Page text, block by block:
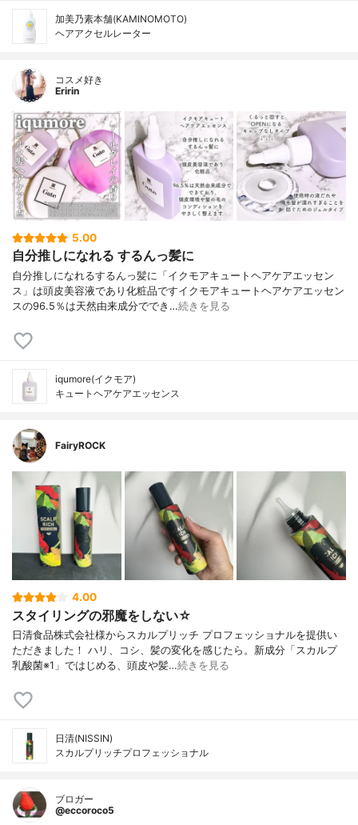
加美乃素本舗(KAMINOMOTO)
ヘアアクセルレーター
コスメ好き
Eririn
5.00
自分推しになれる するんっ髪に
自分推しになれるするんっ髪に「イクモアキュートヘアケアエッセン
ス」は頭皮美容液であり化粧品ですイクモアキュートヘアケアエッセン
スの96.5％は天然由来成分ででき…続きを見る
iqumore(イクモア)
キュートヘアケアエッセンス
FairyROCK
4.00
スタイリングの邪魔をしない☆
日清食品株式会社様からスカルプリッチ プロフェッショナルを提供い
ただきました！ ハリ、コシ、髪の変化を感じたら。新成分「スカルプ
乳酸菌※1」ではじめる、頭皮や髪…続きを見る
日清(NISSIN)
スカルプリッチプロフェッショナル
ブロガー
@eccoroco5